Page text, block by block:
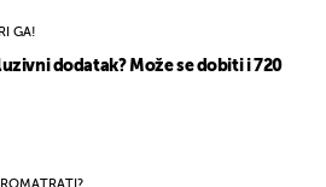
GA!
dodatak? Može se dobiti i 720